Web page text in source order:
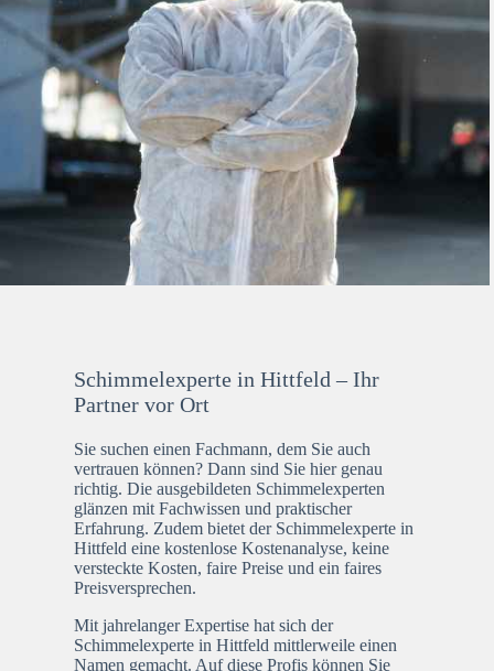
Schimmelexperte in Hittfeld – Ihr
Partner vor Ort
Sie suchen einen Fachmann, dem Sie auch
vertrauen können? Dann sind Sie hier genau
richtig. Die ausgebildeten Schimmelexperten
glänzen mit Fachwissen und praktischer
Erfahrung. Zudem bietet der Schimmelexperte in
Hittfeld eine kostenlose Kostenanalyse, keine
versteckte Kosten, faire Preise und ein faires
Preisversprechen.
Mit jahrelanger Expertise hat sich der
Schimmelexperte in Hittfeld mittlerweile einen
Namen gemacht. Auf diese Profis können Sie